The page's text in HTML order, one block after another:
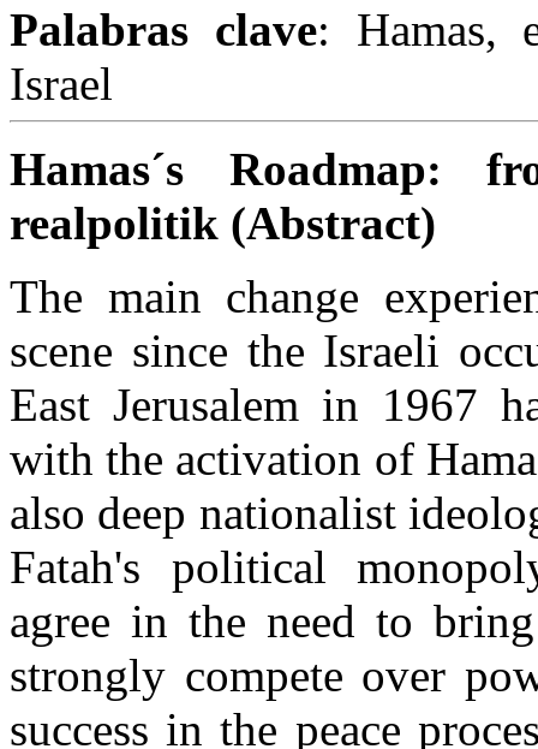
Palabras clave: Hamas,
Israel
Hamas´s Roadmap:
realpolitik (Abstract)
The main change
scene since the Israeli
East Jerusalem in 1967
with the activation of
also deep nationalist
Fatah's political
agree in the need to
strongly compete over
success in the peace